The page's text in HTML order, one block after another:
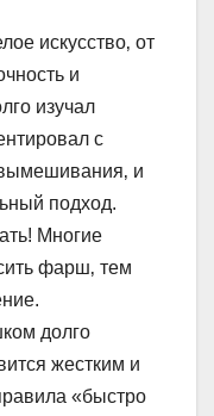
искусство‚ от
и
изучал
с
и
подход.
Многие
фарш‚ тем
долго
жестким и
«быстро